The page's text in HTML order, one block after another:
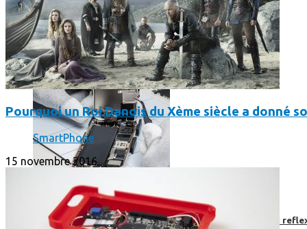
Faut-il encore emmener son bon vieux appareil photo «
Pourquoi un Roi Danois du Xème siècle a donné
SmartPhone
15 novembre 2016